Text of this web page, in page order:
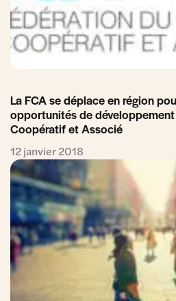
Moyens
de
paiement
Numérique
et IA
Urbanisme
et
Immobilier
commercial
Vie des
sociétés
La FCA se déplace en région
opportunités de
Coopératif et Associé
12 janvier 2018